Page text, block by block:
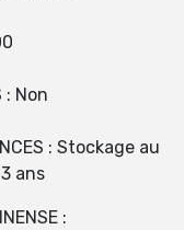
: Non
: Stockage au
ans
: